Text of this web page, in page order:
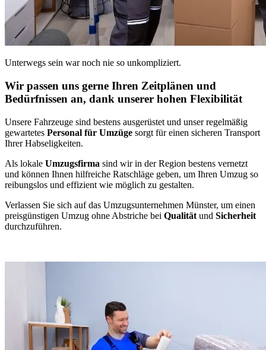
Unterwegs sein war noch nie so unkompliziert.
Wir passen uns gerne Ihren Zeitplänen und
Bedürfnissen an, dank unserer hohen Flexibilität
Unsere Fahrzeuge sind bestens ausgerüstet und unser regelmäßig
gewartetes Personal für Umzüge sorgt für einen sicheren Transport
Ihrer Habseligkeiten.
Als lokale Umzugsfirma sind wir in der Region bestens vernetzt
und können Ihnen hilfreiche Ratschläge geben, um Ihren Umzug so
reibungslos und effizient wie möglich zu gestalten.
Verlassen Sie sich auf das Umzugsunternehmen Münster, um einen
preisgünstigen Umzug ohne Abstriche bei Qualität und Sicherheit
durchzuführen.